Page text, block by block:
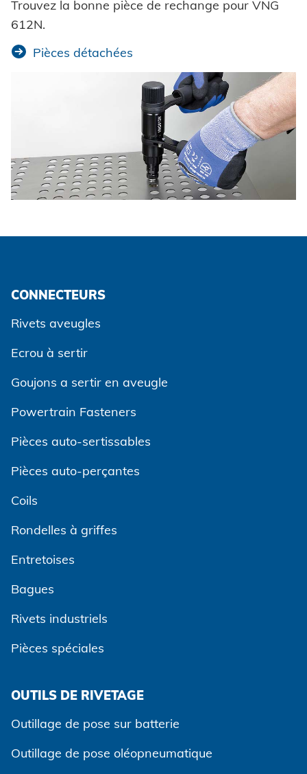
Trouvez la bonne pièce de rechange pour VNG
612N.
Pièces détachées
CONNECTEURS
Rivets aveugles
Ecrou à sertir
Goujons a sertir en aveugle
Powertrain Fasteners
Pièces auto-sertissables
Pièces auto-perçantes
Coils
Rondelles à griffes
Entretoises
Bagues
Rivets industriels
Pièces spéciales
OUTILS DE RIVETAGE
Outillage de pose sur batterie
Outillage de pose oléopneumatique